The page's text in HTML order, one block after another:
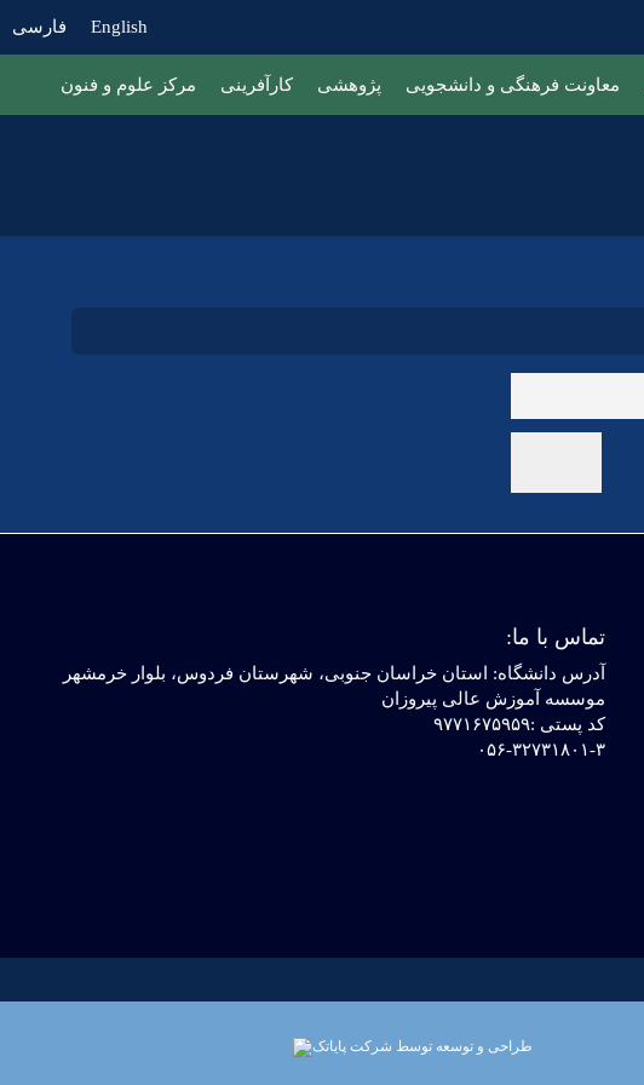
فارسی English
معاونت فرهنگی و دانشجویی پژوهشی کارآفرینی مرکز علوم و فنون
تماس با ما:
آدرس دانشگاه: استان خراسان جنوبی، شهرستان فردوس، بلوار خرمشهر
موسسه آموزش عالی پیروزان
کد پستی :۹۷۷۱۶۷۵۹۵۹
۰۵۶-۳۲۷۳۱۸۰۱-۳
طراحی و توسعه توسط شرکت پایاتک